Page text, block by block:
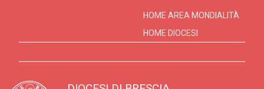
HOME AREA MONDIALITÀ
HOME DIOCESI